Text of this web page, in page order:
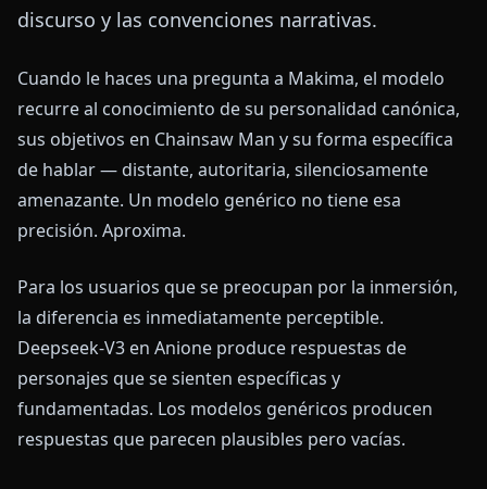
discurso y las convenciones narrativas.
Cuando le haces una pregunta a Makima, el modelo
recurre al conocimiento de su personalidad canónica,
sus objetivos en Chainsaw Man y su forma específica
de hablar — distante, autoritaria, silenciosamente
amenazante. Un modelo genérico no tiene esa
precisión. Aproxima.
Para los usuarios que se preocupan por la inmersión,
la diferencia es inmediatamente perceptible.
Deepseek-V3 en Anione produce respuestas de
personajes que se sienten específicas y
fundamentadas. Los modelos genéricos producen
respuestas que parecen plausibles pero vacías.